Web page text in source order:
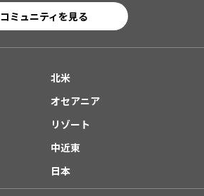
コミュニティを見る
北米
オセアニア
リゾート
中近東
日本